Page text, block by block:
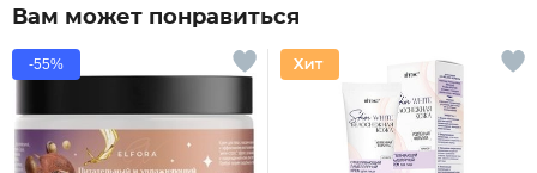
Вам может понравиться
-55%